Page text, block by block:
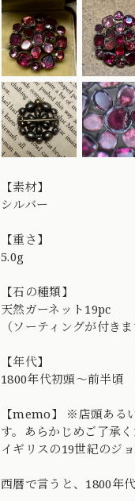
【素材】
シルバー
【重さ】
5.0g
【石の種類】
天然ガーネット19pc
（ソーティングが付きま
【年代】
1800年代初頭〜前半頃
【memo】 ※店頭ある
す。あらかじめご了承く
イギリスの19世紀のジ
西暦で言うと、1800年